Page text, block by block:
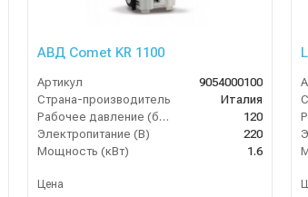
АВД Comet KR 1100
Артикул
9054000100
Страна-производитель
Италия
Рабочее давление (бар)
120
Электропитание (В)
220
Мощность (кВт)
1.6
Цена